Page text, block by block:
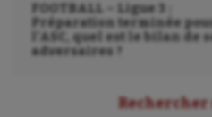
FOOTBALL – Ligue 3 :
Préparation terminée
l’ASC, quel est le bilan de
adversaires ?
Rechercher